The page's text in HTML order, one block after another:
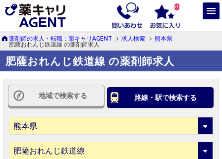
0
薬剤師の求人・転職：薬キャリAGENT 求人検索
熊本県
肥薩おれんじ鉄道線 の薬剤師求人
肥薩おれんじ鉄道線 の薬剤師求人
地域で検索する 路線・駅で検索する